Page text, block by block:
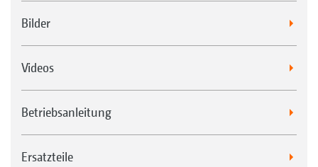
Bilder
Videos
Betriebsanleitung
Ersatzteile